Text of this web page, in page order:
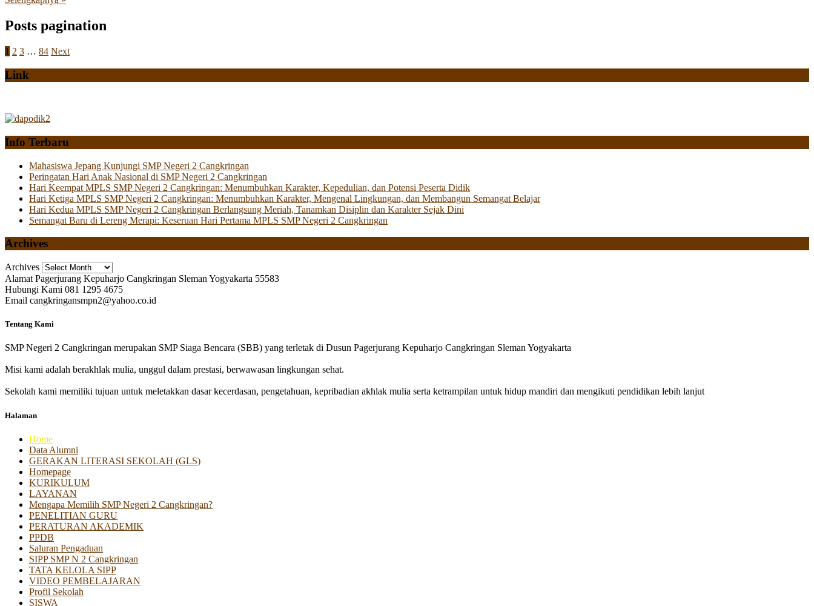
Posts pagination
1 2 3 … 84 Next
Link
Info Terbaru
Mahasiswa Jepang Kunjungi SMP Negeri 2 Cangkringan
Peringatan Hari Anak Nasional di SMP Negeri 2 Cangkringan
Hari Keempat MPLS SMP Negeri 2 Cangkringan: Menumbuhkan Karakter, Kepedulian, dan Potensi Peserta Didik
Hari Ketiga MPLS SMP Negeri 2 Cangkringan: Menumbuhkan Karakter, Mengenal Lingkungan, dan Membangun Semangat Belajar
Hari Kedua MPLS SMP Negeri 2 Cangkringan Berlangsung Meriah, Tanamkan Disiplin dan Karakter Sejak Dini
Semangat Baru di Lereng Merapi: Keseruan Hari Pertama MPLS SMP Negeri 2 Cangkringan
Archives
Archives
Alamat Pagerjurang Kepuharjo Cangkringan Sleman Yogyakarta 55583
Hubungi Kami 081 1295 4675
Email cangkringansmpn2@yahoo.co.id
Tentang Kami
SMP Negeri 2 Cangkringan merupakan SMP Siaga Bencara (SBB) yang terletak di Dusun Pagerjurang Kepuharjo Cangkringan Sleman Yogyakarta
Misi kami adalah berakhlak mulia, unggul dalam prestasi, berwawasan lingkungan sehat.
Sekolah kami memiliki tujuan untuk meletakkan dasar kecerdasan, pengetahuan, kepribadian akhlak mulia serta ketrampilan untuk hidup mandiri dan mengikuti pendidikan lebih lanjut
Halaman
Home
Data Alumni
GERAKAN LITERASI SEKOLAH (GLS)
Homepage
KURIKULUM
LAYANAN
Mengapa Memilih SMP Negeri 2 Cangkringan?
PENELITIAN GURU
PERATURAN AKADEMIK
PPDB
Saluran Pengaduan
SIPP SMP N 2 Cangkringan
TATA KELOLA SIPP
VIDEO PEMBELAJARAN
Profil Sekolah
SISWA